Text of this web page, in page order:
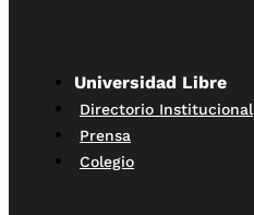
Universidad Libre
Directorio Institucional
Prensa
Colegio